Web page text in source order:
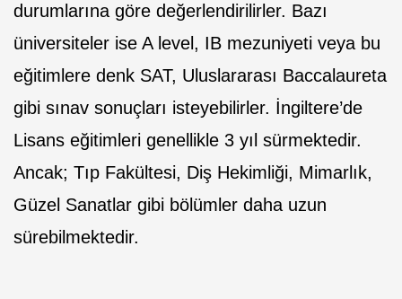
durumlarına göre değerlendirilirler. Bazı
üniversiteler ise A level, IB mezuniyeti veya bu
eğitimlere denk SAT, Uluslararası Baccalaureta
gibi sınav sonuçları isteyebilirler. İngiltere’de
Lisans eğitimleri genellikle 3 yıl sürmektedir.
Ancak; Tıp Fakültesi, Diş Hekimliği, Mimarlık,
Güzel Sanatlar gibi bölümler daha uzun
sürebilmektedir.